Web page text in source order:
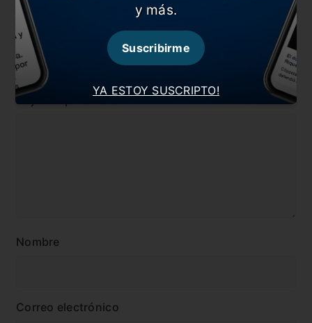
#Noticia #River
#Superclásico
Comentarios
Dejá tu opinión acá!
Nombre
Correo electrónico
YA ESTOY SUSCRIPTO!
y más.
Suscribirme